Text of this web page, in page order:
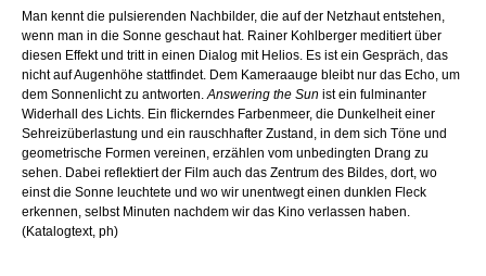
Man kennt die pulsierenden Nachbilder, die auf der Netzhaut entstehen,
wenn man in die Sonne geschaut hat. Rainer Kohlberger meditiert über
diesen Effekt und tritt in einen Dialog mit Helios. Es ist ein Gespräch, das
nicht auf Augenhöhe stattfindet. Dem Kameraauge bleibt nur das Echo, um
dem Sonnenlicht zu antworten.Answering the Sun ist ein fulminanter
Widerhall des Lichts. Ein flickerndes Farbenmeer, die Dunkelheit einer
Sehreizüberlastung und ein rauschhafter Zustand, in dem sich Töne und
geometrische Formen vereinen, erzählen vom unbedingten Drang zu
sehen. Dabei reflektiert der Film auch das Zentrum des Bildes, dort, wo
einst die Sonne leuchtete und wo wir unentwegt einen dunklen Fleck
erkennen, selbst Minuten nachdem wir das Kino verlassen haben.
(Katalogtext, ph)